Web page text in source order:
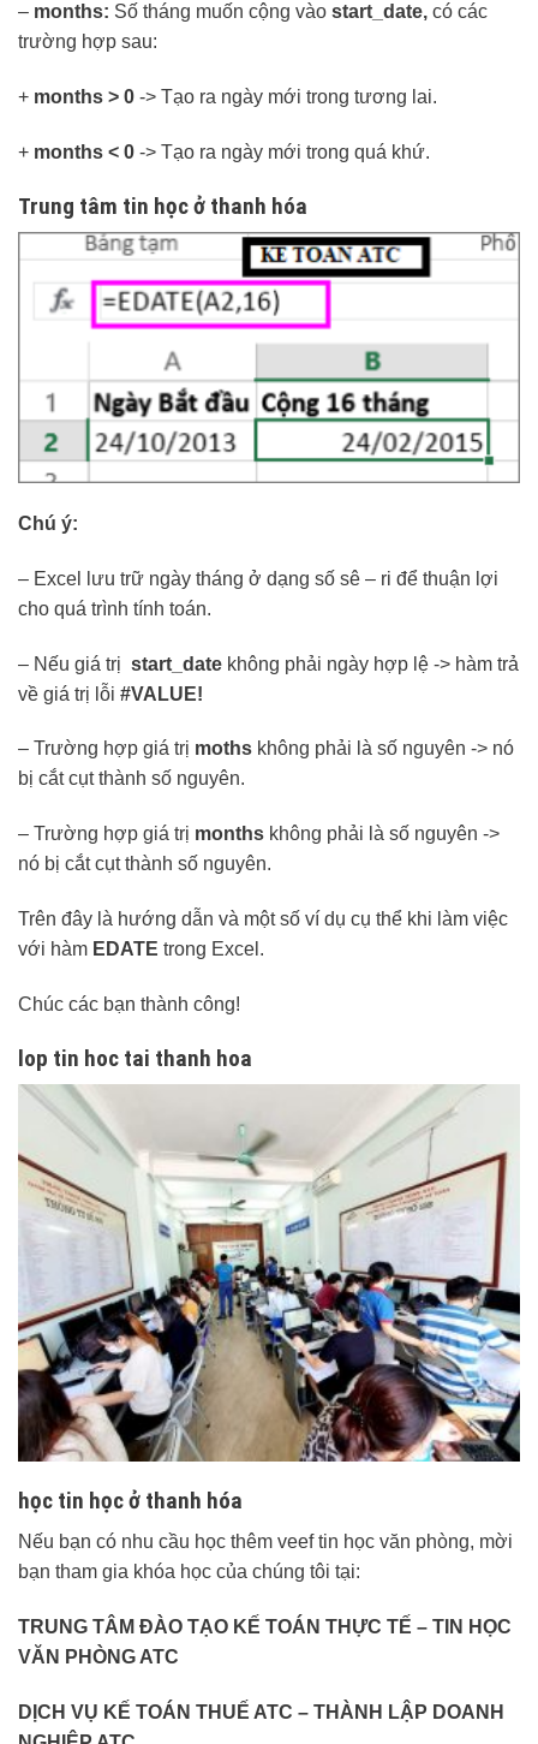
– months: Số tháng muốn cộng vào start_date, có các
trường hợp sau:
+ months > 0 -> Tạo ra ngày mới trong tương lai.
+ months < 0 -> Tạo ra ngày mới trong quá khứ.
Trung tâm tin học ở thanh hóa
Chú ý:
– Excel lưu trữ ngày tháng ở dạng số sê – ri để thuận lợi
cho quá trình tính toán.
– Nếu giá trị start_date không phải ngày hợp lệ -> hàm trả
về giá trị lỗi #VALUE!
– Trường hợp giá trị moths không phải là số nguyên -> nó
bị cắt cụt thành số nguyên.
– Trường hợp giá trị months không phải là số nguyên ->
nó bị cắt cụt thành số nguyên.
Trên đây là hướng dẫn và một số ví dụ cụ thể khi làm việc
với hàm EDATE trong Excel.
Chúc các bạn thành công!
lop tin hoc tai thanh hoa
học tin học ở thanh hóa
Nếu bạn có nhu cầu học thêm veef tin học văn phòng, mời
bạn tham gia khóa học của chúng tôi tại:
TRUNG TÂM ĐÀO TẠO KẾ TOÁN THỰC TẾ – TIN HỌC
VĂN PHÒNG ATC
DỊCH VỤ KẾ TOÁN THUẾ ATC – THÀNH LẬP DOANH